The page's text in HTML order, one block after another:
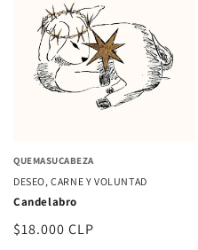
QUEMASUCABEZA
DESEO, CARNE Y VOLUNTAD
Candelabro
Precio
$18.000 CLP